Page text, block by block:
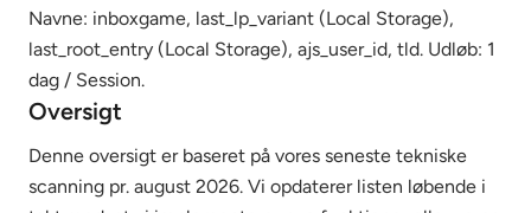
Navne: inboxgame, last_lp_variant (Local Storage),
last_root_entry (Local Storage), ajs_user_id, tld. Udløb: 1
dag / Session.
Oversigt
Denne oversigt er baseret på vores seneste tekniske
scanning pr. august 2026. Vi opdaterer listen løbende i